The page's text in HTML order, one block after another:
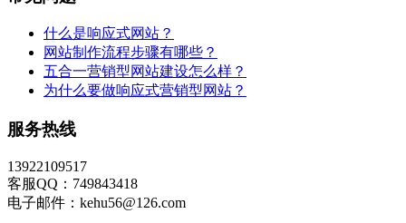
什么是响应式网站？
网站制作流程步骤有哪些？
五合一营销型网站建设怎么样？
为什么要做响应式营销型网站？
服务热线
13922109517
客服QQ：749843418
电子邮件：kehu56@126.com